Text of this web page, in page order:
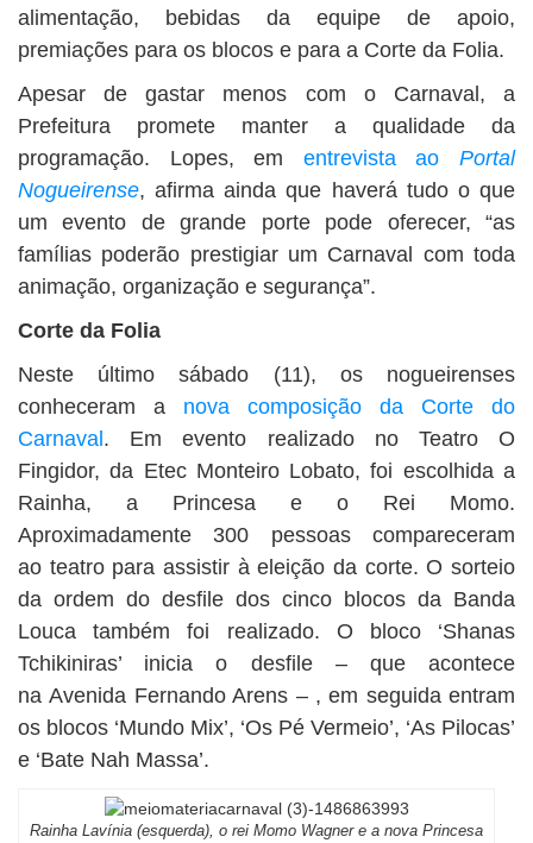
alimentação, bebidas da equipe de apoio,
premiações para os blocos e para a Corte da Folia.
Apesar de gastar menos com o Carnaval, a
Prefeitura promete manter a qualidade da
programação. Lopes, em entrevista aoPortal
Nogueirense, afirma ainda que haverá tudo o que
um evento de grande porte pode oferecer, “as
famílias poderão prestigiar um Carnaval com toda
animação, organização e segurança”.
Corte da Folia
Neste último sábado (11), os nogueirenses
conheceram a nova composição da Corte do
Carnaval . Em evento realizado no Teatro O
Fingidor, da Etec Monteiro Lobato, foi escolhida a
Rainha, a Princesa e o Rei Momo.
Aproximadamente 300 pessoas compareceram
ao teatro para assistir à eleição da corte. O sorteio
da ordem do desfile dos cinco blocos da Banda
Louca também foi realizado. O bloco ‘Shanas
Tchikiniras’ inicia o desfile – que acontece
na Avenida Fernando Arens – , em seguida entram
os blocos ‘Mundo Mix’, ‘Os Pé Vermeio’, ‘As Pilocas’
e ‘Bate Nah Massa’.
Rainha Lavínia (esquerda), o rei Momo Wagner e a nova Princesa